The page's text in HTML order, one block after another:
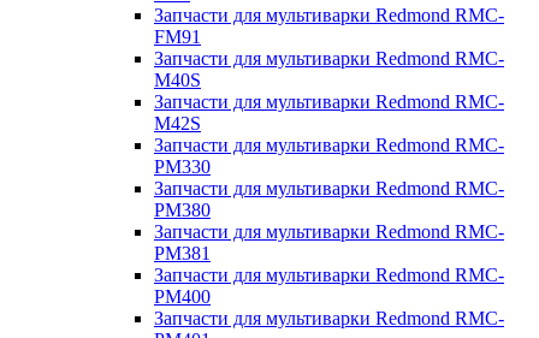
Запчасти для мультиварки Redmond RMC-
FM91
Запчасти для мультиварки Redmond RMC-
M40S
Запчасти для мультиварки Redmond RMC-
M42S
Запчасти для мультиварки Redmond RMC-
PM330
Запчасти для мультиварки Redmond RMC-
PM380
Запчасти для мультиварки Redmond RMC-
PM381
Запчасти для мультиварки Redmond RMC-
PM400
Запчасти для мультиварки Redmond RMC-